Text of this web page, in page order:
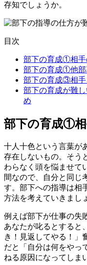
存知でしょうか。
目次
部下の育成①相手
部下の育成①他部
部下の育成③相手
部下の育成が難
め
部下の育成①相
十人十色という言葉が
存在しないもの。そう
わらなく頭を悩ませて
間なので、自分と同じ
す。部下への指導は相
方法を考えていきまし
例えば部下が仕事の失
あなたが叱るとすると
き！見返してやる！」
だと「自分は何をやっ
ねる原因になってしま